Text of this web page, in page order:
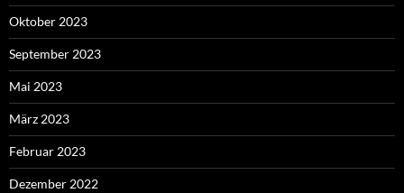
Oktober 2023
September 2023
Mai 2023
März 2023
Februar 2023
Dezember 2022